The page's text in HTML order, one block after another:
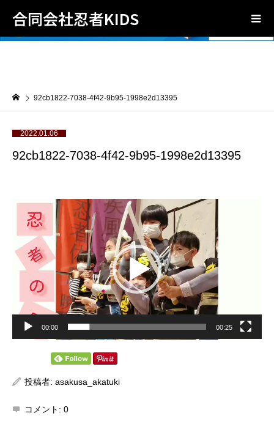
合同会社忍者KIDS
92cb1822-7038-4f42-9b95-1998e2d13395
2022.01.06
92cb1822-7038-4f42-9b95-1998e2d13395
動
ー
ー
00:00 00:25
投稿者: asakusa_akatuki
コメント: 0